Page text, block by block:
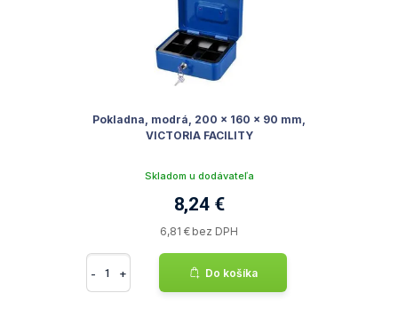
Pokladna, modrá, 200 x 160 x 90 mm,
VICTORIA FACILITY
Skladom u dodávateľa
8,24 €
6,81 € bez DPH
- + Do košíka